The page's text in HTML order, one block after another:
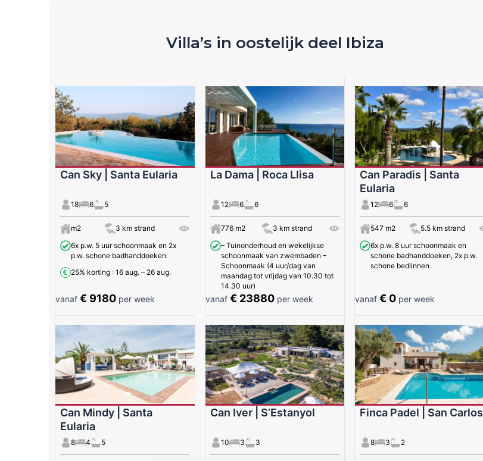
Villa’s in oostelijk deel Ibiza
Can Sky | Santa Eularia
18 6 5
m2
3 km strand
6x p.w. 5 uur schoonmaak en 2x
p.w. schone badhanddoeken.
25% korting : 16 aug. – 26 aug.
vanaf € 9180 per week
La Dama | Roca Llisa
12 6 6
776 m2
3 km strand
– Tuinonderhoud en wekelijkse
schoonmaak van zwembaden –
Schoonmaak (4 uur/dag van
maandag tot vrijdag van 10.30 tot
14.30 uur)
vanaf € 23880per week
Can Paradis | Santa
Eularia
12 6 6
547 m2
5.5 km strand
6x p.w. 8 uur schoonmaak en
schone badhanddoeken, 2x p.w.
schone bedlinnen.
vanaf€ 0 per week
Can Mindy | Santa
Eularia
8 4 5
Can Iver | S’Estanyol
10 3 3
Finca Padel | San Carlos
8 3 2